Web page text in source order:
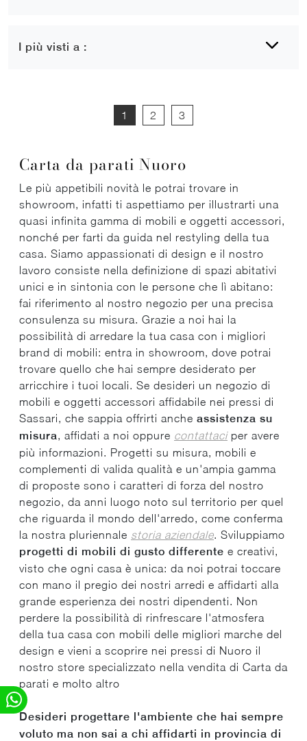
I più visti a :
1 2 3
Carta da parati Nuoro
Le più appetibili novità le potrai trovare in
showroom, infatti ti aspettiamo per illustrarti una
quasi infinita gamma di mobili e oggetti accessori,
nonché per farti da guida nel restyling della tua
casa. Siamo appassionati di design e il nostro
lavoro consiste nella definizione di spazi abitativi
unici e in sintonia con le persone che lì abitano:
fai riferimento al nostro negozio per una precisa
consulenza su misura. Grazie a noi hai la
possibilità di arredare la tua casa con i migliori
brand di mobili: entra in showroom, dove potrai
trovare quello che hai sempre desiderato per
arricchire i tuoi locali. Se desideri un negozio di
mobili e oggetti accessori affidabile nei pressi di
Sassari, che sappia offrirti anche assistenza su
misura, affidati a noi oppure contattaciper avere
più informazioni. Progetti su misura, mobili e
complementi di valida qualità e un'ampia gamma
di proposte sono i caratteri di forza del nostro
negozio, da anni luogo noto sul territorio per quel
che riguarda il mondo dell'arredo, come conferma
la nostra pluriennale storia aziendale. Sviluppiamo
progetti di mobili di gusto differente e creativi,
visto che ogni casa è unica: da noi potrai toccare
con mano il pregio dei nostri arredi e affidarti alla
grande esperienza dei nostri dipendenti. Non
perdere la possibilità di rinfrescare l'atmosfera
della tua casa con mobili delle migliori marche del
design e vieni a scoprire nei pressi di Nuoro il
nostro store specializzato nella vendita di Carta da
parati e molto altro
Desideri progettare l'ambiente che hai sempre
voluto ma non sai a chi affidarti in provincia di